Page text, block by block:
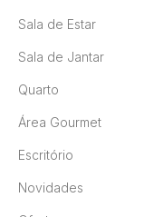
Sala de Estar
Sala de Jantar
Quarto
Área Gourmet
Escritório
Novidades